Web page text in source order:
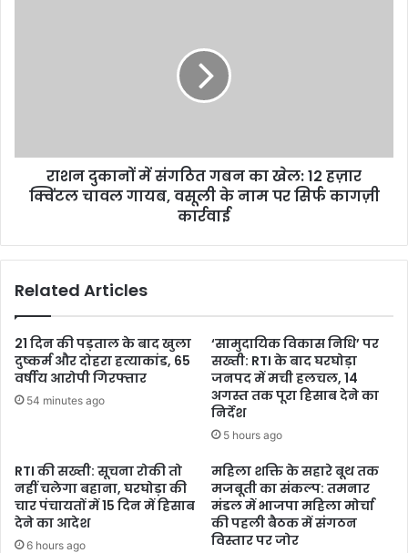
राशन दुकानों में संगठित गबन का खेल: 12 हज़ार
क्विंटल चावल गायब, वसूली के नाम पर सिर्फ कागज़ी
कार्रवाई
Related Articles
21 दिन की पड़ताल के बाद खुला
दुष्कर्म और दोहरा हत्याकांड, 65
वर्षीय आरोपी गिरफ्तार
54 minutes ago
‘सामुदायिक विकास निधि’ पर
सख्ती: RTI के बाद घरघोड़ा
जनपद में मची हलचल, 14
अगस्त तक पूरा हिसाब देने का
निर्देश
5 hours ago
RTI की सख्ती: सूचना रोकी तो
नहीं चलेगा बहाना, घरघोड़ा की
चार पंचायतों में 15 दिन में हिसाब
देने का आदेश
6 hours ago
महिला शक्ति के सहारे बूथ तक
मजबूती का संकल्प: तमनार
मंडल में भाजपा महिला मोर्चा
की पहली बैठक में संगठन
विस्तार पर जोर